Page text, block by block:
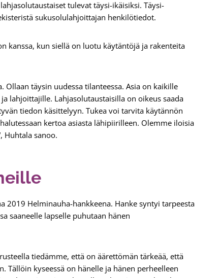
tulevat täysi-ikäisiksi. Täysi-
sukusolulahjoittajan henkilötiedot.
kanssa, kun siellä on luotu käytäntöjä ja rakenteita
täysin uudessa tilanteessa. Asia on kaikille
lahjoittajille. Lahjasolutaustaisilla on oikeus saada
tiedon käsittelyyn. Tukea voi tarvita käytännön
kertoa asiasta lähipiirilleen. Olemme iloisia
Huhtala sanoo.
Helminauha-hankkeena. Hanke syntyi tarpeesta
saaneelle lapselle puhutaan hänen
tiedämme, että on äärettömän tärkeää, että
Tällöin kyseessä on hänelle ja hänen perheelleen